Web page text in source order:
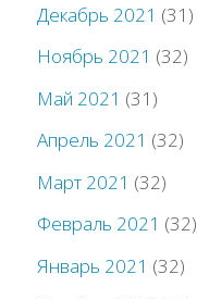
Декабрь 2021 (31)
Ноябрь 2021 (32)
Май 2021 (31)
Апрель 2021 (32)
Март 2021 (32)
Февраль 2021 (32)
Январь 2021 (32)